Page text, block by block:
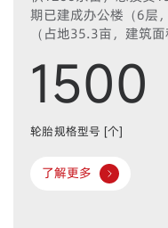
期已建成办公楼（6层
（占地35.3亩，建筑
142m，2#子午胎车间
130m），职工公寓4
热中心1座。目前建设
午线轮胎生产线一条，
东、非洲等50多个国
销售网络覆盖了30多
1500
轮胎规格型号 [个]
了解更多